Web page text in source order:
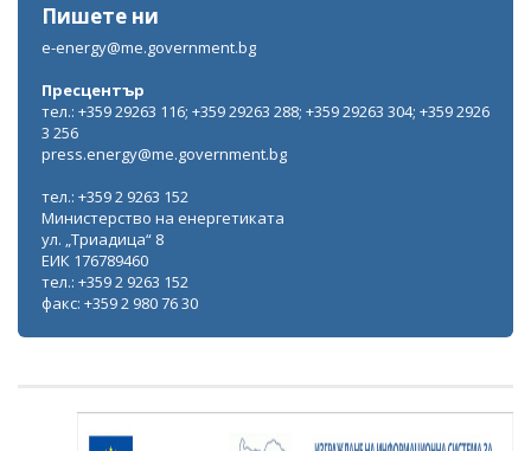
Пишете ни
e-energy@me.government.bg
Пресцентър
тел.: +359 29263 116; +359 29263 288; +359 29263 304; +359 2926
3 256
press.energy@me.government.bg
тел.: +359 2 9263 152
Министерство на енергетиката
ул. „Триадица“ 8
ЕИК 176789460
тел.: +359 2 9263 152
факс: +359 2 980 76 30